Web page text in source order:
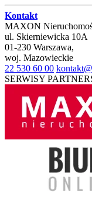
Kontakt
MAXON
ul. Skierniewicka 10A
01-230 Warszawa,
woj. Mazowieckie
22 530 60 00
SERWISY